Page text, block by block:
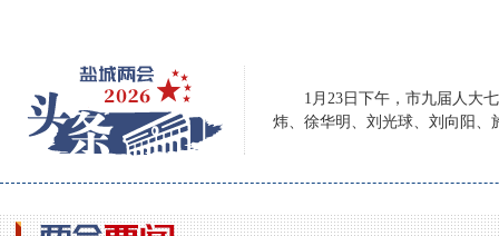
1月23日下午，市九届人大
炜、徐华明、刘光球、刘向阳、